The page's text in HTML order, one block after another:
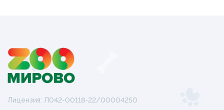
Лицензия: Л042-00118-22/00004250